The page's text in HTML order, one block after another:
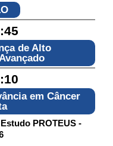
de Alto
em Câncer
PROTEUS -